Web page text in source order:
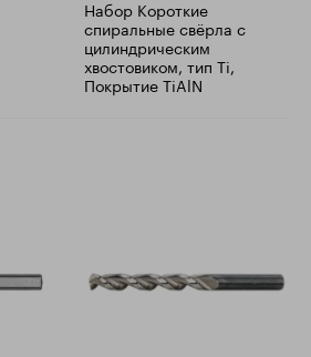
Набор Короткие
спиральные свёрла с
цилиндрическим
хвостовиком, тип Ti,
Покрытие TiAlN